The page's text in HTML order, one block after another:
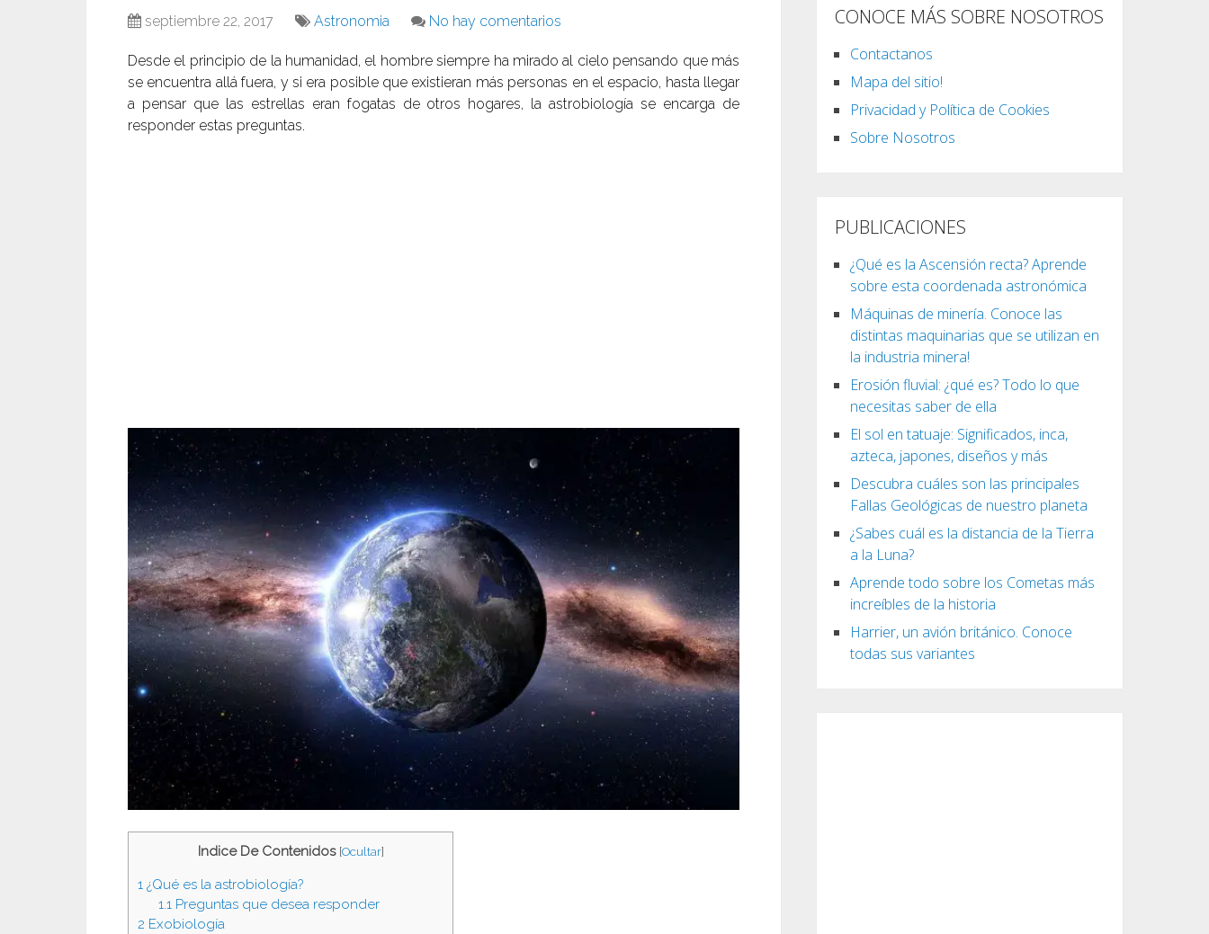
septiembre 22, 2017 Astronomia No hay comentarios
Desde el principio de la humanidad, el hombre siempre ha mirado al cielo pensando que más
se encuentra allá fuera, y si era posible que existieran más personas en el espacio, hasta llegar
a pensar que las estrellas eran fogatas de otros hogares, la astrobiología se encarga de
responder estas preguntas.
Indice De Contenidos [Ocultar]
1 ¿Qué es la astrobiología?
1.1Preguntas que desea responder
2 Exobiología
CONOCE MÁS SOBRE NOSOTROS
Contactanos
Mapa del sitio!
Privacidad y Política de Cookies
Sobre Nosotros
PUBLICACIONES
¿Qué es la Ascensión recta? Aprende
sobre esta coordenada astronómica
Máquinas de minería. Conoce las
distintas maquinarias que se utilizan en
la industria minera!
Erosión fluvial: ¿qué es? Todo lo que
necesitas saber de ella
El sol en tatuaje: Significados, inca,
azteca, japones, diseños y más
Descubra cuáles son las principales
Fallas Geológicas de nuestro planeta
¿Sabes cuál es la distancia de la Tierra
a la Luna?
Aprende todo sobre los Cometas más
increíbles de la historia
Harrier, un avión británico. Conoce
todas sus variantes